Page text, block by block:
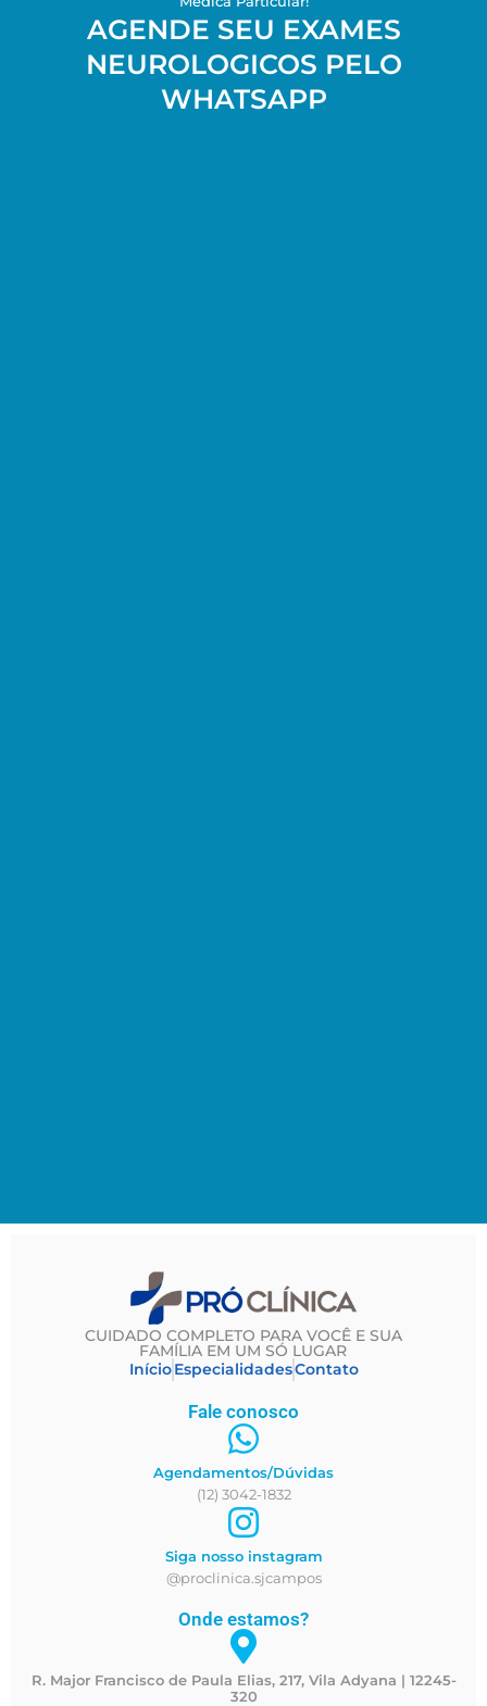
AGENDE SEU EXAMES
NEUROLOGICOS PELO
WHATSAPP
CUIDADO COMPLETO PARA VOCÊ E SUA
FAMÍLIA EM UM SÓ LUGAR
InícioEspecialidadesContato
Fale conosco
Agendamentos/Dúvidas
(12) 3042-1832
Siga nosso instagram
@proclinica.sjcampos
Onde estamos?
R. Major Francisco de Paula Elias, 217, Vila Adyana | 12245-
320